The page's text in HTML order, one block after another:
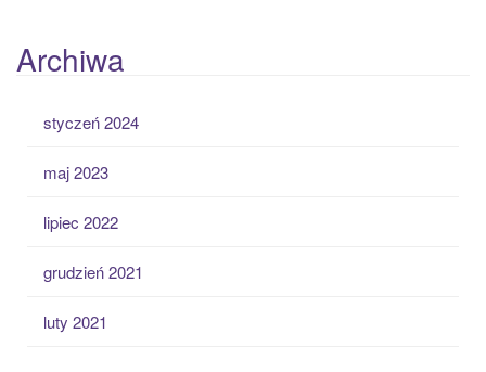
Archiwa
styczeń 2024
maj 2023
lipiec 2022
grudzień 2021
luty 2021